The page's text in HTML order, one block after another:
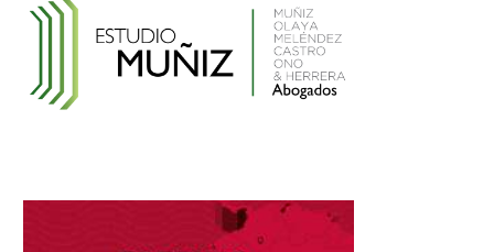
Reglamento de la Ley N° 30024, que crea
el Registro Nacional de Historias Clínicas